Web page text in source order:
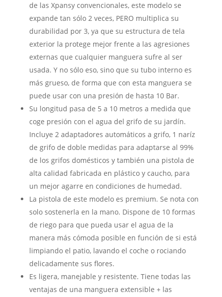
de las Xpansy convencionales, este modelo se
expande tan sólo 2 veces, PERO multiplica su
durabilidad por 3, ya que su estructura de tela
exterior la protege mejor frente a las agresiones
externas que cualquier manguera sufre al ser
usada. Y no sólo eso, sino que su tubo interno es
más grueso, de forma que con esta manguera se
puede usar con una presión de hasta 10 Bar.
Su longitud pasa de 5 a 10 metros a medida que
coge presión con el agua del grifo de su jardín.
Incluye 2 adaptadores automáticos a grifo, 1 naríz
de grifo de doble medidas para adaptarse al 99%
de los grifos domésticos y también una pistola de
alta calidad fabricada en plástico y caucho, para
un mejor agarre en condiciones de humedad.
La pistola de este modelo es premium. Se nota con
solo sostenerla en la mano. Dispone de 10 formas
de riego para que pueda usar el agua de la
manera más cómoda posible en función de si está
limpiando el patio, lavando el coche o rociando
delicadamente sus flores.
Es ligera, manejable y resistente. Tiene todas las
ventajas de una manguera extensible + las